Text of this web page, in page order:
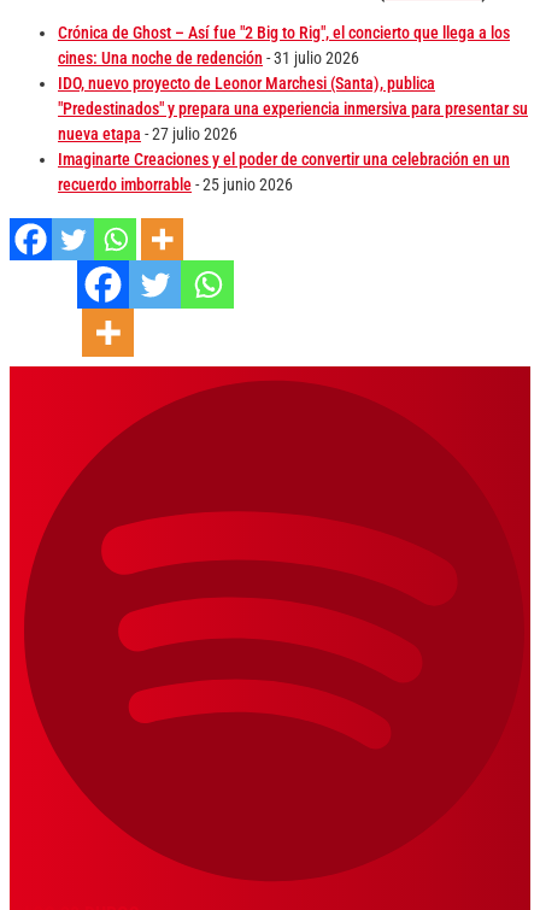
Crónica de Ghost – Así fue "2 Big to Rig", el concierto que llega a los
cines: Una noche de redención - 31 julio 2026
IDO, nuevo proyecto de Leonor Marchesi (Santa), publica
"Predestinados" y prepara una experiencia inmersiva para presentar su
nueva etapa - 27 julio 2026
Imaginarte Creaciones y el poder de convertir una celebración en un
recuerdo imborrable- 25 junio 2026